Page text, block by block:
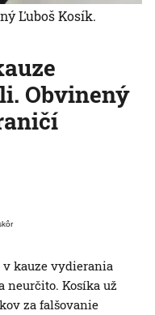
Obvinený
Ľuboš Kosík.
v kauze vydierania
neurčito. Kosíka už
za falšovanie